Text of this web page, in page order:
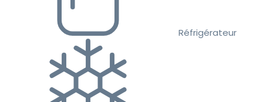
Réfrigérateur